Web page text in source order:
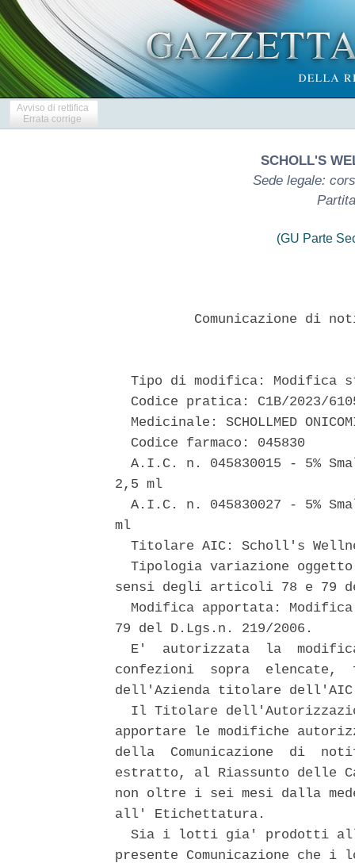
Avviso di rettifica
Errata corrige
SCHOLL'S
Sede legale:
(GU Parte
Comunicazione di
Tipo di modifica: Modifica
Codice pratica: C1B/2023/
Medicinale: SCHOLLMED
  Codice farmaco: 045830
A.I.C. n. 045830015 - 5%
2,5 ml
A.I.C. n. 045830027 - 5%
ml
Titolare AIC: Scholl's
Tipologia variazione
sensi degli articoli 78 e 79
Modifica apportata:
79 del D.Lgs.n. 219/2006.
E'  autorizzata  la
confezioni  sopra  elencate,
dell'Azienda titolare
Il Titolare
apportare le modifiche
della  Comunicazione  di
estratto, al Riassunto delle
non oltre i sei mesi dalla
all' Etichettatura.
Sia i lotti gia' prodotti
presente Comunicazione